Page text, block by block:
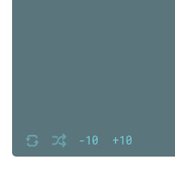
-10 +10